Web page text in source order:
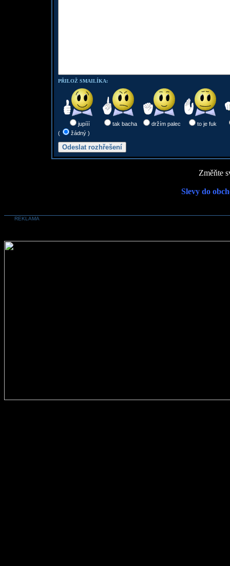
PŘILOŽ SMAILÍKA:
jupííí tak bacha držím palec
to je fuk
(
žádný )
Změňte
Slevy do
REKLAMA